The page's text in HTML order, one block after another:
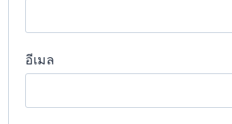
อีเมล